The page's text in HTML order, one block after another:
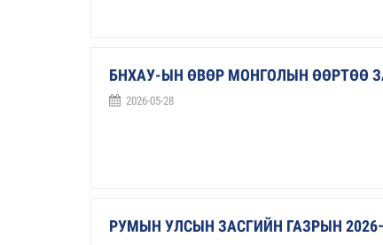
БНХАУ-ЫН ӨВӨР МОНГОЛЫН ӨӨРТӨӨ
2026-05-28
РУМЫН УЛСЫН ЗАСГИЙН ГАЗРЫН